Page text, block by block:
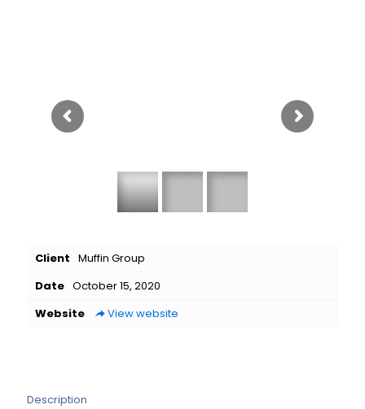
Client Muffin Group
Date October 15, 2020
Website
View website
Description